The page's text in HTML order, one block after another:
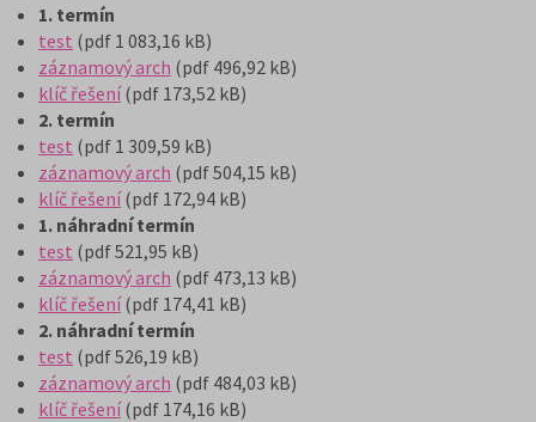
1. termín
test (pdf 1 083,16 kB)
záznamový arch (pdf 496,92 kB)
klíč řešení(pdf 173,52 kB)
2. termín
test (pdf 1 309,59 kB)
záznamový arch (pdf 504,15 kB)
klíč řešení(pdf 172,94 kB)
1. náhradní termín
test (pdf 521,95 kB)
záznamový arch (pdf 473,13 kB)
klíč řešení(pdf 174,41 kB)
2. náhradní termín
test (pdf 526,19 kB)
záznamový arch (pdf 484,03 kB)
klíč řešení(pdf 174,16 kB)